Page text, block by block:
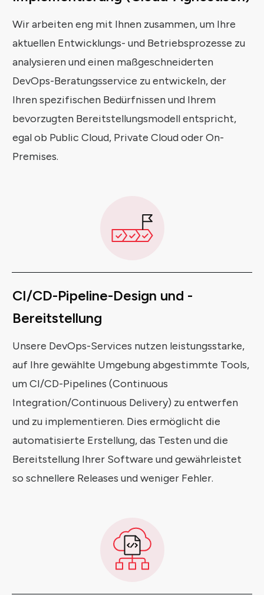
Wir arbeiten eng mit Ihnen zusammen, um Ihre
aktuellen Entwicklungs- und Betriebsprozesse zu
analysieren und einen maßgeschneiderten
DevOps-Beratungsservice zu entwickeln, der
Ihren spezifischen Bedürfnissen und Ihrem
bevorzugten Bereitstellungsmodell entspricht,
egal ob Public Cloud, Private Cloud oder On-
Premises.
CI/CD-Pipeline-Design und -
Bereitstellung
Unsere DevOps-Services nutzen leistungsstarke,
auf Ihre gewählte Umgebung abgestimmte Tools,
um CI/CD-Pipelines (Continuous
Integration/Continuous Delivery) zu entwerfen
und zu implementieren. Dies ermöglicht die
automatisierte Erstellung, das Testen und die
Bereitstellung Ihrer Software und gewährleistet
so schnellere Releases und weniger Fehler.